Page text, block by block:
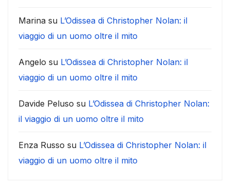
Marina su L’Odissea di Christopher Nolan: il
viaggio di un uomo oltre il mito
Angelo su L’Odissea di Christopher Nolan: il
viaggio di un uomo oltre il mito
Davide Peluso su L’Odissea di Christopher Nolan:
il viaggio di un uomo oltre il mito
Enza Russo su L’Odissea di Christopher Nolan: il
viaggio di un uomo oltre il mito